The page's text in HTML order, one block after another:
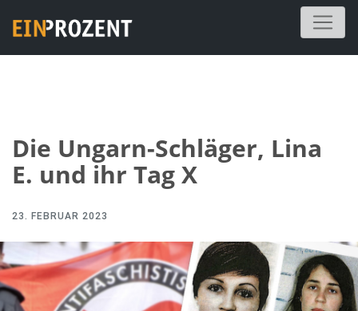
Die Ungarn-Schläger, Lina
E. und ihr Tag X
23. FEBRUAR 2023